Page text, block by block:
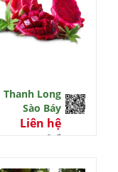
Thanh Long
Sào Báy
Liên hệ
0 đ